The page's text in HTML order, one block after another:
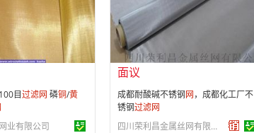
100目过滤网 磷铜/黄
业有限公司
成立日期：
2012-11-08
供应产品：582 条
面议
成都耐酸碱不锈钢网，成都化工厂不
锈钢过滤网
四川荣利昌金属丝网有限公司